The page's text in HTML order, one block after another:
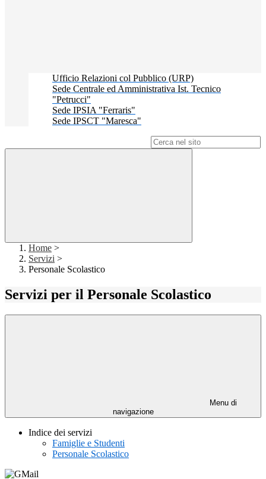
Ufficio Relazioni col Pubblico (URP)
Sede Centrale ed Amministrativa Ist. Tecnico
"Petrucci"
Sede IPSIA "Ferraris"
Sede IPSCT "Maresca"
Home >
Servizi >
Personale Scolastico
Servizi per il Personale Scolastico
Menu di
navigazione
Indice dei servizi
Famiglie e Studenti
Personale Scolastico